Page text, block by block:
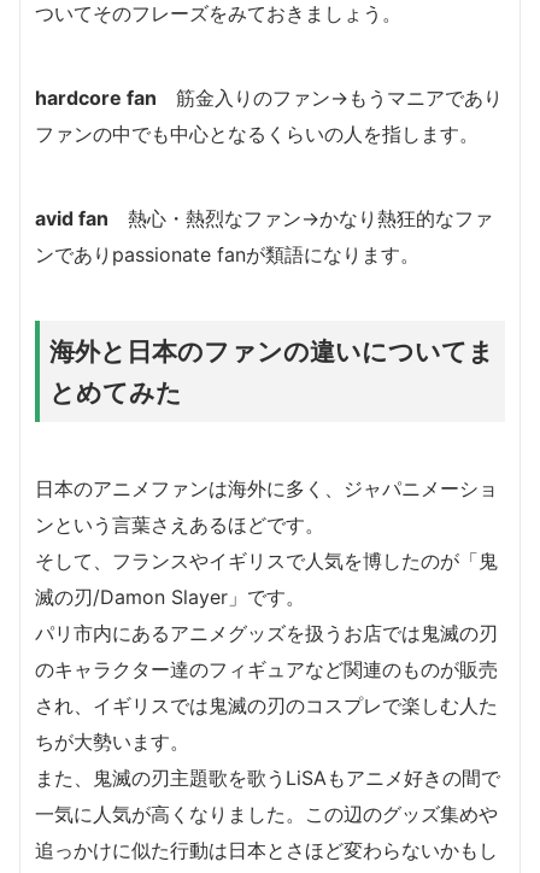
ついてそのフレーズをみておきましょう。
hardcore fan 筋金入りのファン→もうマニアであり
ファンの中でも中心となるくらいの人を指します。
avid fan 熱心・熱烈なファン→かなり熱狂的なファ
ンでありpassionate fanが類語になります。
海外と日本のファンの違いについてま
とめてみた
日本のアニメファンは海外に多く、ジャパニメーショ
ンという言葉さえあるほどです。
そして、フランスやイギリスで人気を博したのが「鬼
滅の刃/Damon Slayer」です。
パリ市内にあるアニメグッズを扱うお店では鬼滅の刃
のキャラクター達のフィギュアなど関連のものが販売
され、イギリスでは鬼滅の刃のコスプレで楽しむ人た
ちが大勢います。
また、鬼滅の刃主題歌を歌うLiSAもアニメ好きの間で
一気に人気が高くなりました。この辺のグッズ集めや
追っかけに似た行動は日本とさほど変わらないかもし